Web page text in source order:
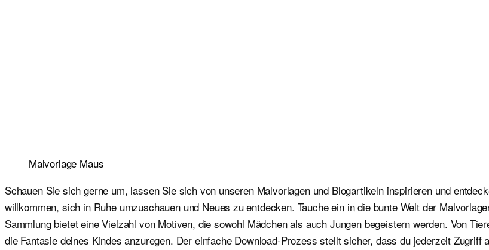
Malvorlage Maus
Schauen Sie sich gerne um, lassen Sie sich von unseren Malvorlagen und Blogartikeln inspirieren und
willkommen, sich in Ruhe umzuschauen und Neues zu entdecken. Tauche ein in die bunte Welt der
Sammlung bietet eine Vielzahl von Motiven, die sowohl Mädchen als auch Jungen begeistern werden. Von
die Fantasie deines Kindes anzuregen. Der einfache Download-Prozess stellt sicher, dass du jederzeit